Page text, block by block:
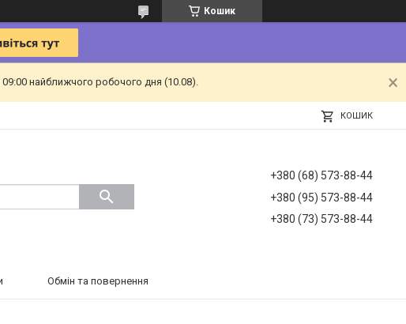
Кошик
найближчого робочого дня (10.08).
КОШИК
+380 (68) 573-88-44
+380 (95) 573-88-44
+380 (73) 573-88-44
Обмін та повернення